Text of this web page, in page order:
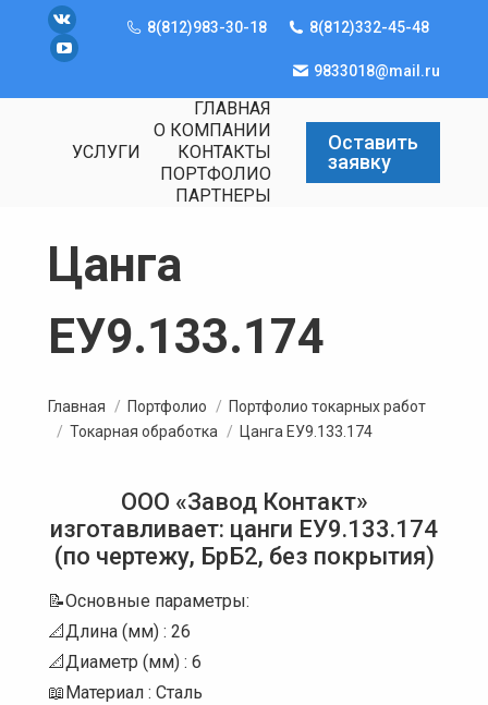
Вконтакте
YouTube
8(812)983-30-18 8(812)332-45-48
9833018@mail.ru
ГЛАВНАЯ
О КОМПАНИИ
УСЛУГИ
КОНТАКТЫ
ПОРТФОЛИО
ПАРТНЕРЫ
Оставить
заявку
Цанга
ЕУ9.133.174
Главная Портфолио
Портфолио токарных работ
Токарная обработка
Цанга ЕУ9.133.174
ООО «Завод Контакт»
изготавливает: цанги ЕУ9.133.174
(по чертежу, БрБ2, без покрытия)
📝Основные параметры:
📐Длина (мм) : 26
📐Диаметр (мм) : 6
📖Материал : Сталь